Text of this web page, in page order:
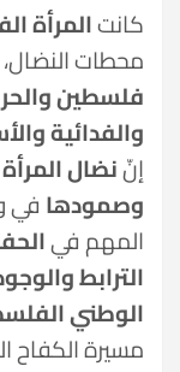
كانتالمرأة
محطات
فلسطين
والفدائية
إنّنضال
وصمودهافي
المهم في
الترابط
الوطني
مسيرة الكفاح